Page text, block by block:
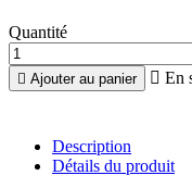
Quantité
 Ajouter au panier  En
Description
Détails du produit